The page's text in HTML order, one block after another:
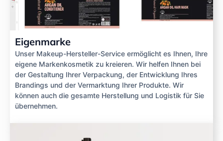
Eigenmarke
Unser Makeup-Hersteller-Service ermöglicht es Ihnen, Ihre
eigene Markenkosmetik zu kreieren. Wir helfen Ihnen bei
der Gestaltung Ihrer Verpackung, der Entwicklung Ihres
Brandings und der Vermarktung Ihrer Produkte. Wir
können auch die gesamte Herstellung und Logistik für Sie
übernehmen.